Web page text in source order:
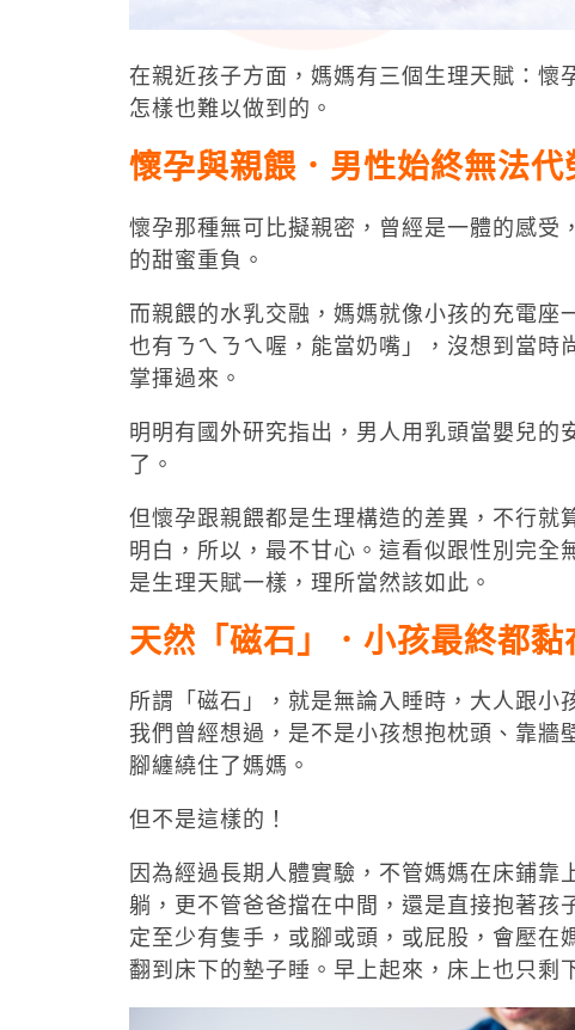
在親近孩子方面，媽媽有三個生理天賦：懷
怎樣也難以做到的。
懷孕與親餵．男性始終無法代
懷孕那種無可比擬親密，曾經是一體的感受
的甜蜜重負。
而親餵的水乳交融，媽媽就像小孩的充電座
也有ㄋㄟㄋㄟ喔，能當奶嘴」，沒想到當時
掌揮過來。
明明有國外研究指出，男人用乳頭當嬰兒的
了。
但懷孕跟親餵都是生理構造的差異，不行
明白，所以，最不甘心。這看似跟性別完全
是生理天賦一樣，理所當然該如此。
天然「磁石」．小孩最終都黏
所謂「磁石」，就是無論入睡時，大人跟小
我們曾經想過，是不是小孩想抱枕頭、靠
腳纏繞住了媽媽。
但不是這樣的！
因為經過長期人體實驗，不管媽媽在床鋪
躺，更不管爸爸擋在中間，還是直接抱著孩
定至少有隻手，或腳或頭，或屁股，會壓
翻到床下的墊子睡。早上起來，床上也只剩